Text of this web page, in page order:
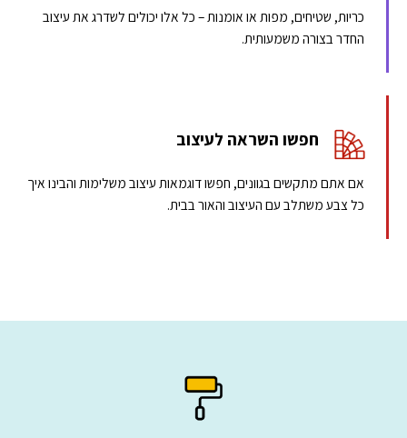
כריות, שטיחים, מפות או אומנות – כל אלו יכולים לשדרג את עיצוב
החדר בצורה משמעותית.
חפשו השראה לעיצוב
אם אתם מתקשים בגוונים, חפשו דוגמאות עיצוב משלימות והבינו איך
כל צבע משתלב עם העיצוב והאור בבית.